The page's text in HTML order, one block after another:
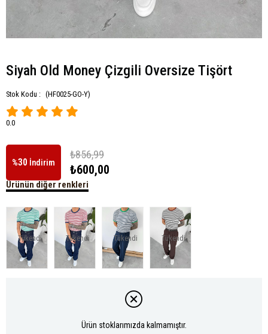
Siyah Old Money Çizgili Oversize Tişört
Stok Kodu : (HF0025-GO-Y)
0.0
%30 İndirim
₺856,99
₺600,00
Ürünün diğer renkleri
Tükendi Tükendi Tükendi Tükendi
Ürün stoklarımızda kalmamıştır.